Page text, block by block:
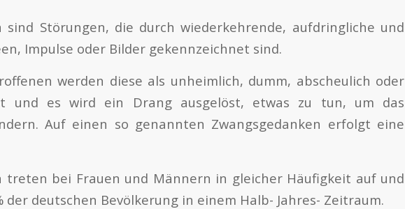
sind Störungen, die durch wiederkehrende, aufdringliche und
Impulse oder Bilder gekennzeichnet sind.
werden diese als unheimlich, dumm, abscheulich oder
und es wird ein Drang ausgelöst, etwas zu tun, um das
Auf einen so genannten Zwangsgedanken erfolgt eine
treten bei Frauen und Männern in gleicher Häufigkeit auf und
der deutschen Bevölkerung in einem Halb- Jahres- Zeitraum.